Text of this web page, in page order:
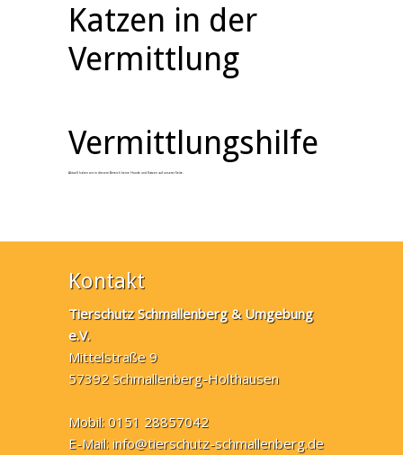
Katzen in der
Vermittlung
Vermittlungshilfe
Aktuell haben wir in diesem Bereich keine Hunde und Katzen auf unserer Seite.
Kontakt
Tierschutz Schmallenberg & Umgebung
e.V.
Mittelstraße 9
57392 Schmallenberg-Holthausen
Mobil: 0151 28857042
E-Mail:info@tierschutz-schmallenberg.de